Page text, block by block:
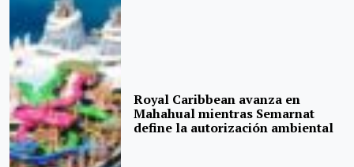
Royal Caribbean avanza en
Mahahual mientras Semarnat
define la autorización ambiental